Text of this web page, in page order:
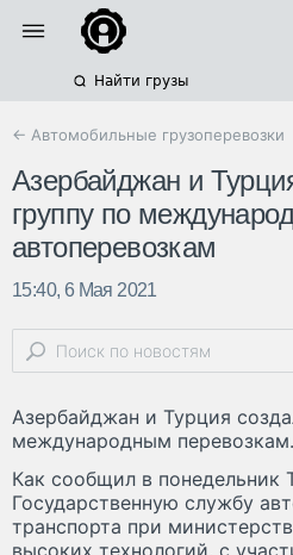
Найти грузы
← Автомобильные грузоперевозки
Азербайджан и
группу по
автоперевозкам
15:40, 6 Мая 2021
Азербайджан и Турция
международным перевозкам.
Как сообщил в понедельник
Государственную службу
транспорта при